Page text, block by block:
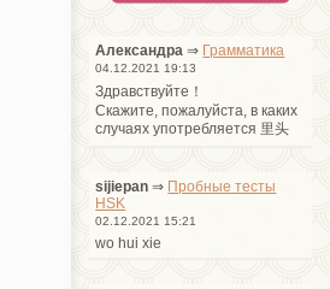
Александра ⇒ Грамматика
04.12.2021 19:13
Здравствуйте！
Cкажите, пожалуйста, в каких
случаях употребляется 里头
sijiepan ⇒ Пробные тесты
HSK
02.12.2021 15:21
wo hui xie